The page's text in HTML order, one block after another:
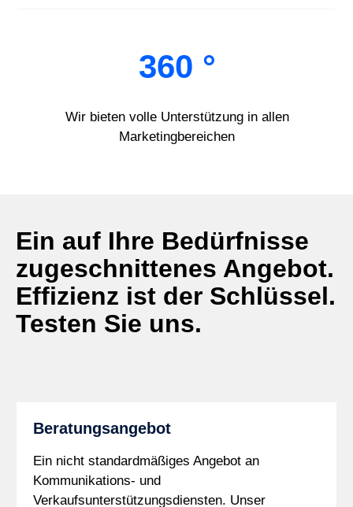
360 °
Wir bieten volle Unterstützung in allen
Marketingbereichen
Ein auf Ihre Bedürfnisse
zugeschnittenes Angebot.
Effizienz ist der Schlüssel.
Testen Sie uns.
Beratungsangebot
Ein nicht standardmäßiges Angebot an
Kommunikations- und
Verkaufsunterstützungsdiensten. Unser